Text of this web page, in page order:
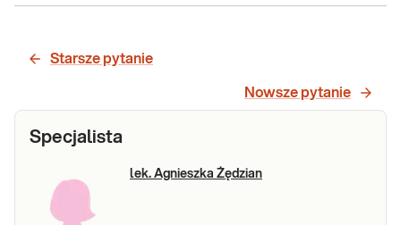
Witamina C
askorbinowy)
Witamina C (Kwas askorbinowy). Pomiar
stężenia witaminy C w trakcie
Starsze pytanie
Nowsze pytanie
Specjalista
lek. Agnieszka Żędzian